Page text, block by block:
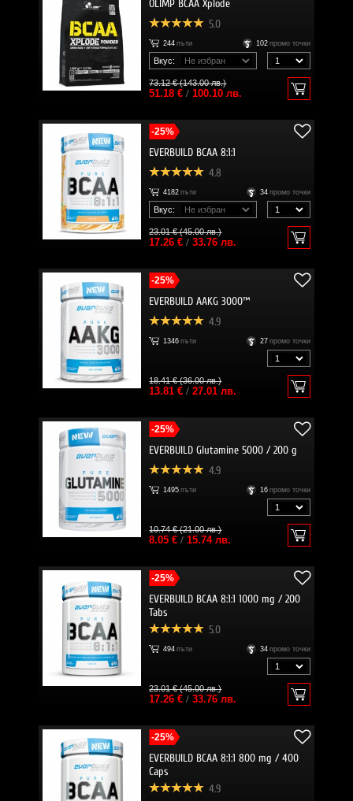
OLIMP BCAA Xplode
5.0
244 пъти 102 промо точки
Вкус:
73.12 € (143.00 лв.)
51.18 €/ 100.10 лв.
-25%
EVERBUILD BCAA 8:1:1
4.8
4182 пъти 34 промо точки
Вкус:
23.01 € (45.00 лв.)
17.26 €/ 33.76 лв.
-25%
EVERBUILD AAKG 3000™
4.9
1346 пъти 27 промо точки
18.41 € (36.00 лв.)
13.81 €/ 27.01 лв.
-25%
EVERBUILD Glutamine 5000 / 200 g
4.9
1495 пъти 16 промо точки
10.74 € (21.00 лв.)
8.05 €/ 15.74 лв.
-25%
EVERBUILD BCAA 8:1:1 1000 mg / 200
Tabs
5.0
494 пъти 34 промо точки
23.01 € (45.00 лв.)
17.26 €/ 33.76 лв.
-25%
EVERBUILD BCAA 8:1:1 800 mg / 400
Caps
4.9